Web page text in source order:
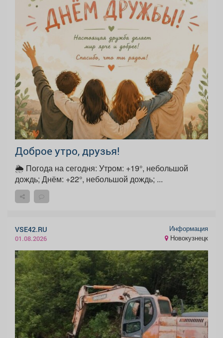
Доброе утро, друзья!
🌦 Погода на сегодня: Утром: +19°, небольшой
дождь; Днём: +22°, небольшой дождь; ...
VSE42.RU
01.08.2026
Информация
Новокузнецк